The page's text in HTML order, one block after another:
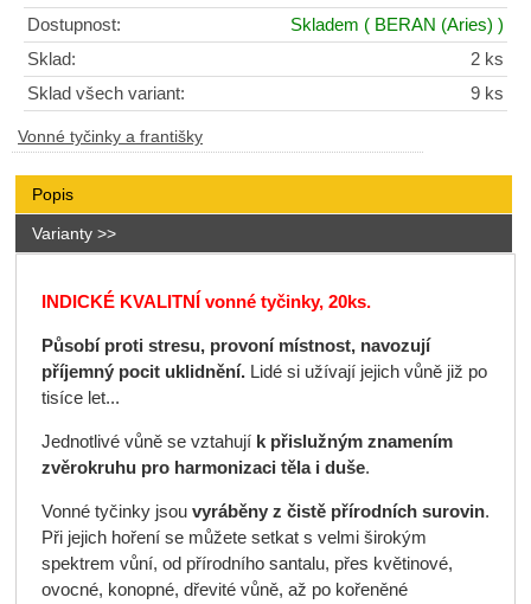
Dostupnost: Skladem ( BERAN (Aries) )
Sklad:
2 ks
Sklad všech variant:
9 ks
Vonné tyčinky a františky
Popis
Varianty >>
INDICKÉ KVALITNÍ vonné tyčinky, 20ks.
Působí proti stresu, provoní místnost,navozují
příjemný pocit uklidnění. Lidé si užívají jejich vůně již po
tisíce let...
Jednotlivé vůně se vztahují k přislužným znamením
zvěrokruhu pro harmonizaci těla i duše.
Vonné tyčinky jsouvyráběny z čistě přírodních surovin.
Při jejich hoření se můžete setkat s velmi širokým
spektrem vůní, od přírodního santalu, přes květinové,
ovocné, konopné, dřevité vůně, až po kořeněné